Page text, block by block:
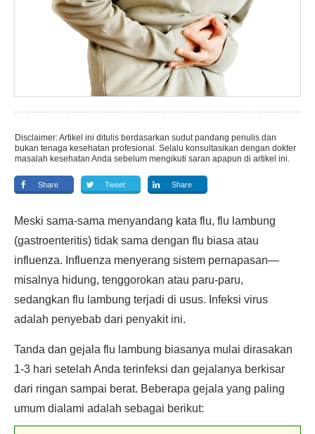
Disclaimer: Artikel ini ditulis berdasarkan sudut pandang penulis dan
bukan tenaga kesehatan profesional. Selalu konsultasikan dengan dokter
masalah kesehatan Anda sebelum mengikuti saran apapun di artikel ini.
Share Tweet Share
Meski sama-sama menyandang kata flu, flu lambung
(gastroenteritis) tidak sama dengan flu biasa atau
influenza. Influenza menyerang sistem pernapasan—
misalnya hidung, tenggorokan atau paru-paru,
sedangkan flu lambung terjadi di usus. Infeksi virus
adalah penyebab dari penyakit ini.
Tanda dan gejala flu lambung biasanya mulai dirasakan
1-3 hari setelah Anda terinfeksi dan gejalanya berkisar
dari ringan sampai berat. Beberapa gejala yang paling
umum dialami adalah sebagai berikut: